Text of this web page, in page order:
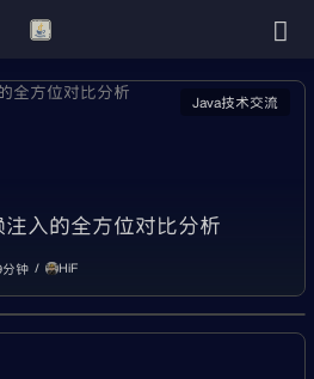
Java技术交流
入的全方位对比分析
分钟 HiF